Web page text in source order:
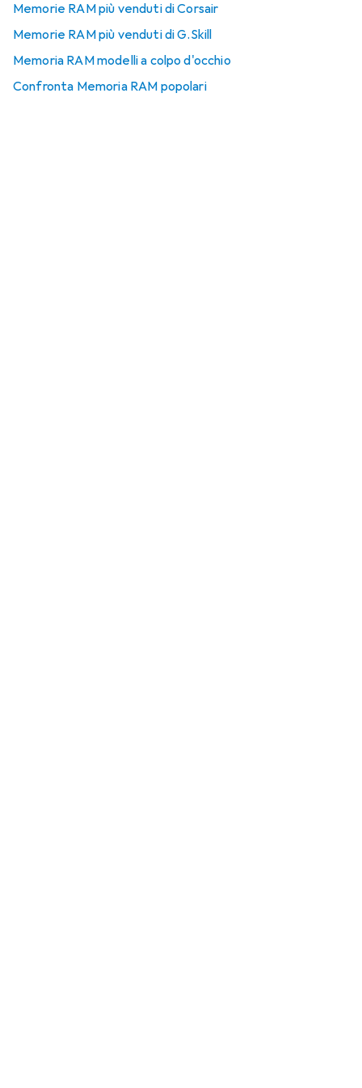
Memorie RAM più venduti di Corsair
Memorie RAM più venduti di G.Skill
Memoria RAM modelli a colpo d'occhio
Confronta Memoria RAM popolari